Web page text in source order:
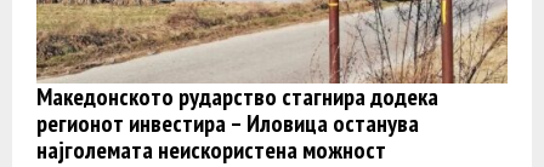
Македонското рударство стагнира додека
регионот инвестира – Иловица останува
најголемата неискористена можност